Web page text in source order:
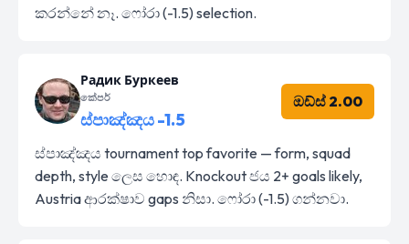
කරන්නේ නෑ. ෆෝරා (-1.5) selection.
Радик Буркеев
කේපර්
ස්පාඤ්ඤය -1.5
ඔඩ්ස් 2.00
ස්පාඤ්ඤය tournament top favorite — form, squad
depth, style ලෙස හොඳ. Knockout ජය 2+ goals likely,
Austria ආරක්ෂාව gaps නිසා. ෆෝරා (-1.5) ගන්නවා.